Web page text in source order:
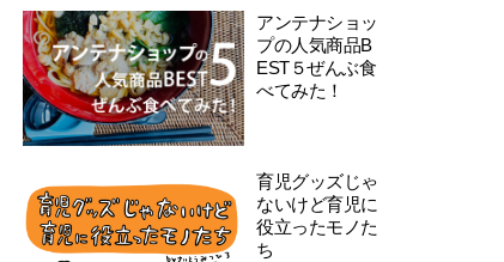
アンテナショッ
プの人気商品B
EST５ぜんぶ食
べてみた！
育児グッズじゃ
ないけど育児に
役立ったモノた
ち